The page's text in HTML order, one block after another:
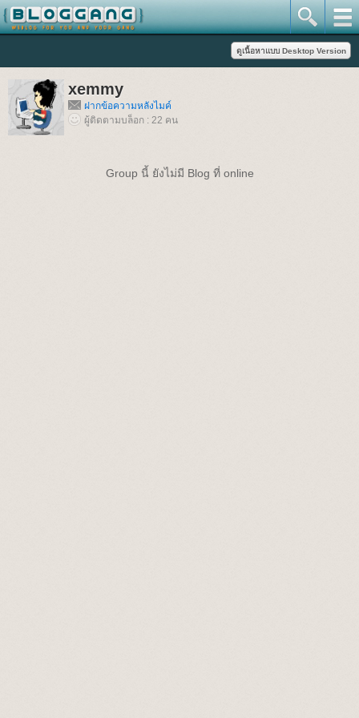
xemmy
ฝากข้อความหลังไมค์
ผู้ติดตามบล็อก : 22 คน
Group นี้ ยังไม่มี Blog ที่ online